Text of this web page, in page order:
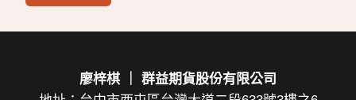
廖梓棋 ｜ 群益期貨股份有限公司